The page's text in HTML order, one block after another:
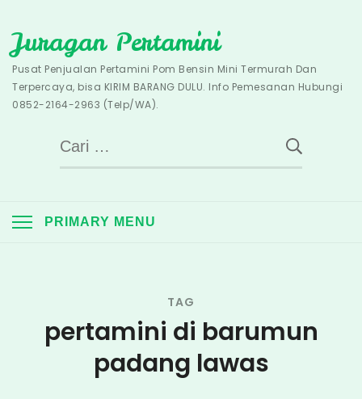
to
content
Juragan Pertamini
Pusat Penjualan Pertamini Pom Bensin Mini Termurah Dan
Terpercaya, bisa KIRIM BARANG DULU. Info Pemesanan Hubungi
0852-2164-2963 (Telp/WA).
Cari
untuk:
PRIMARY MENU
TAG
pertamini di barumun
padang lawas